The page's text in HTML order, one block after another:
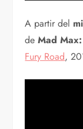
A partir del
deMad
Fury Road,